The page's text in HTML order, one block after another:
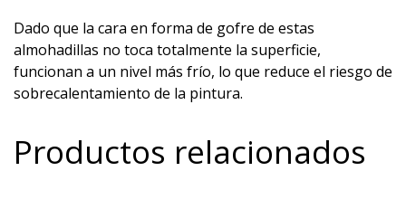
Dado que la cara en forma de gofre de estas
almohadillas no toca totalmente la superficie,
funcionan a un nivel más frío, lo que reduce el riesgo de
sobrecalentamiento de la pintura.
Productos relacionados